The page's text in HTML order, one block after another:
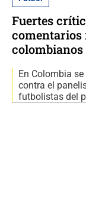
Fuertes
colombianos
En Colombia
contra el
futbolistas del